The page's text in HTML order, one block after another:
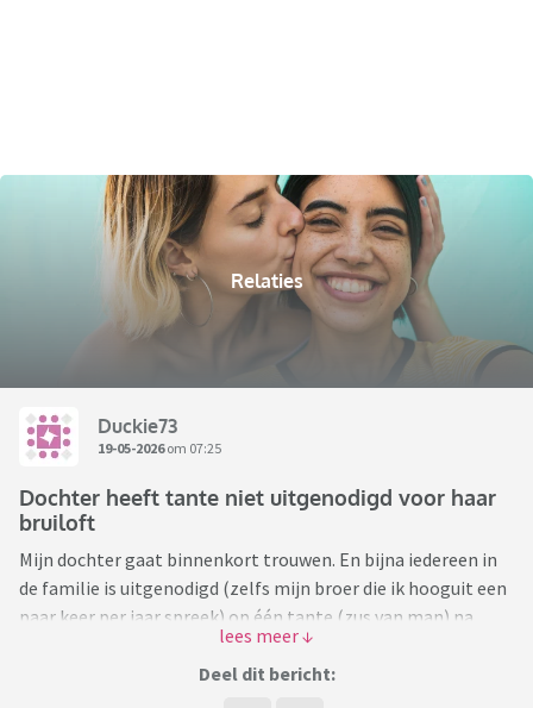
Relaties
Duckie73
19-05-2026om 07:25
Dochter heeft tante niet uitgenodigd voor haar
bruiloft
Mijn dochter gaat binnenkort trouwen. En bijna iedereen in
de familie is uitgenodigd (zelfs mijn broer die ik hooguit een
paar keer per jaar spreek) op één tante (zus van man) na.
Mijn man heeft 2 zussen en daar is hij erg close mee. Ze zien
elkaar minstens 1 keer per week en kerst wordt ook altijd
Deel dit bericht: